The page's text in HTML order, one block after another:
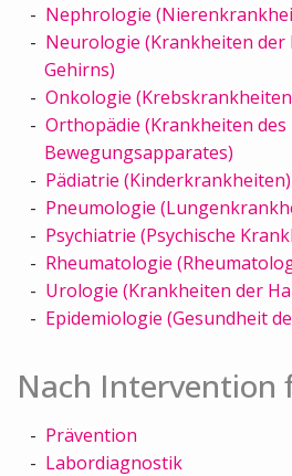
Nephrologie
Neurologie (Krankheiten der
Gehirns)
Onkologie
Orthopädie (Krankheiten des
Bewegungsapparates)
Pädiatrie (Kinderkrankheiten)
Pneumologie
Psychiatrie (Psychische
Rheumatologie
Urologie (Krankheiten der
Epidemiologie (Gesundheit
Nach Intervention
Prävention
Labordiagnostik